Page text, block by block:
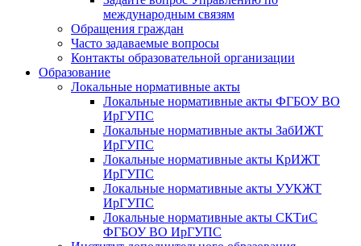
международным связям
Обращения граждан
Часто задаваемые вопросы
Контакты образовательной организации
Образование
Локальные нормативные акты
Локальные нормативные акты ФГБОУ ВО
ИрГУПС
Локальные нормативные акты ЗабИЖТ
ИрГУПС
Локальные нормативные акты КрИЖТ
ИрГУПС
Локальные нормативные акты УУКЖТ
ИрГУПС
Локальные нормативные акты СКТиС
ФГБОУ ВО ИрГУПС